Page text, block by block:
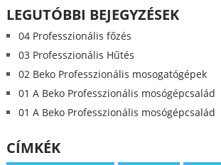
LEGUTÓBBI BEJEGYZÉSEK
04 Professzionális főzés
03 Professzionális Hűtés
02 Beko Professzionális mosogatógépek
01 A Beko Professzionális mosógépcsalád
01 A Beko Professzionális mosógépcsalád
CÍMKÉK